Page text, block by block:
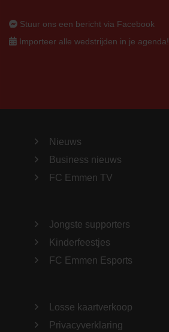
Stuur ons een bericht via Facebook
Importeer alle wedstrijden in je agenda!
Nieuws
Business nieuws
FC Emmen TV
Jongste supporters
Kinderfeestjes
FC Emmen Esports
Losse kaartverkoop
Privacyverklaring